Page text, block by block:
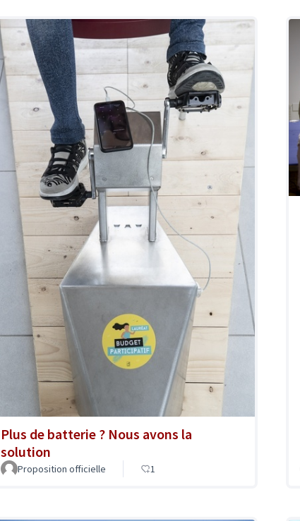
Plus de batterie ? Nous avons la
solution
Proposition officielle 1